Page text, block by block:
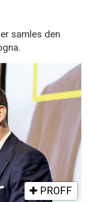
samles den
PROFF